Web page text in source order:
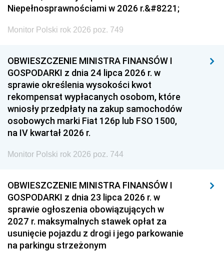
Niepełnosprawnościami w 2026 r.&#8221;
Monitor Polski rok 2026 poz. 749
OBWIESZCZENIE MINISTRA FINANSÓW I
GOSPODARKI z dnia 24 lipca 2026 r. w
sprawie określenia wysokości kwot
rekompensat wypłacanych osobom, które
wniosły przedpłaty na zakup samochodów
osobowych marki Fiat 126p lub FSO 1500,
na IV kwartał 2026 r.
Monitor Polski rok 2026 poz. 744
OBWIESZCZENIE MINISTRA FINANSÓW I
GOSPODARKI z dnia 23 lipca 2026 r. w
sprawie ogłoszenia obowiązujących w
2027 r. maksymalnych stawek opłat za
usunięcie pojazdu z drogi i jego parkowanie
na parkingu strzeżonym